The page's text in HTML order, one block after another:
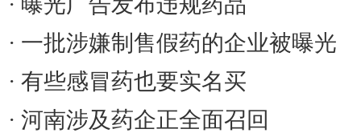
一批涉嫌制售假药的企业被曝光
有些感冒药也要实名买
河南涉及药企正全面召回